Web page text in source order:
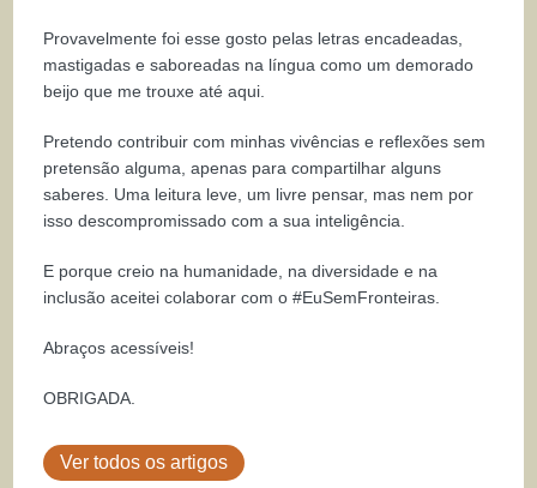
Provavelmente foi esse gosto pelas letras encadeadas,
mastigadas e saboreadas na língua como um demorado
beijo que me trouxe até aqui.
Pretendo contribuir com minhas vivências e reflexões sem
pretensão alguma, apenas para compartilhar alguns
saberes. Uma leitura leve, um livre pensar, mas nem por
isso descompromissado com a sua inteligência.
E porque creio na humanidade, na diversidade e na
inclusão aceitei colaborar com o #EuSemFronteiras.
Abraços acessíveis!
OBRIGADA.
Ver todos os artigos